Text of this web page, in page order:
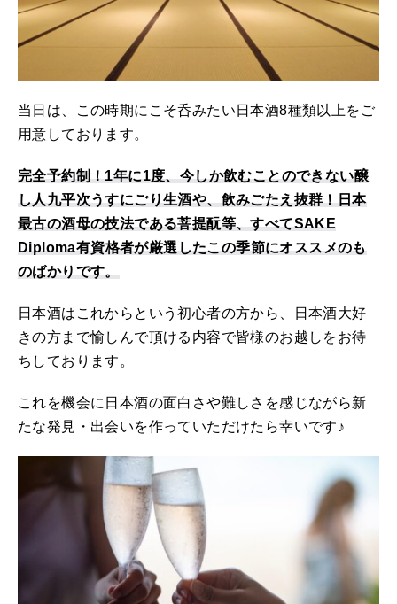
当日は、この時期にこそ呑みたい日本酒8種類以上をご
用意しております。
完全予約制！1年に1度、今しか飲むことのできない醸
し人九平次うすにごり生酒や、飲みごたえ抜群！日本
最古の酒母の技法である菩提酛等、すべてSAKE
Diploma有資格者が厳選したこの季節にオススメのも
のばかりです。
日本酒はこれからという初心者の方から、日本酒大好
きの方まで愉しんで頂ける内容で皆様のお越しをお待
ちしております。
これを機会に日本酒の面白さや難しさを感じながら新
たな発見・出会いを作っていただけたら幸いです♪